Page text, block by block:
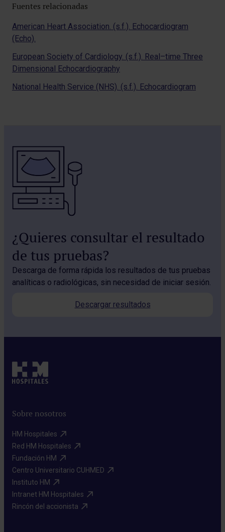
Fuentes relacionadas
American Heart Association. (s.f.). Echocardiogram
(Echo).
European Society of Cardiology. (s.f.). Real–time Three
Dimensional Echocardiography
National Health Service (NHS). (s.f.). Echocardiogram
¿Quieres consultar el resultado
de tus pruebas?
Descarga de forma rápida los resultados de tus pruebas
analíticas o radiológicas, sin necesidad de iniciar sesión.
Descargar resultados
Sobre nosotros
HM Hospitales​
Red HM Hospitales​
Fundación HM​
Centro Universitario CUHMED​
Instituto HM​
Intranet HM Hospitales​
Rincón del accionista​